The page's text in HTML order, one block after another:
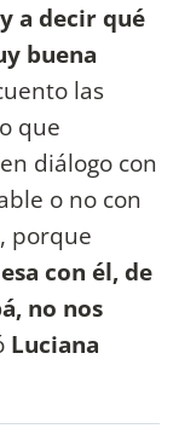
a decir qué
buena
las
que
diálogo con
o no con
porque
con él, de
no nos
Luciana